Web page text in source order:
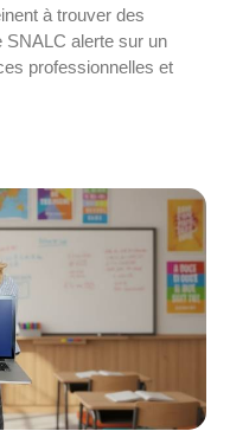
à trouver des
SNALC alerte sur un
professionnelles et